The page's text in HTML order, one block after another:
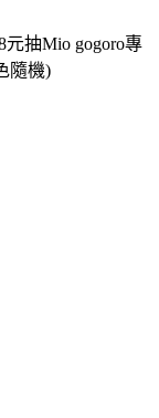
元抽Mio gogoro專
隨機)